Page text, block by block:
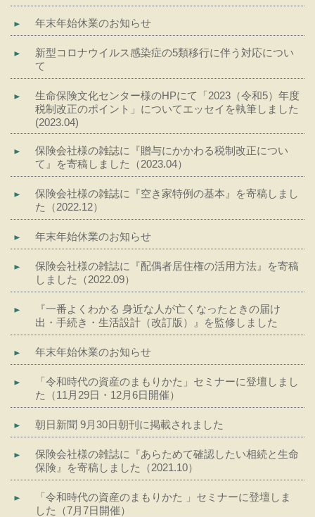
年末年始休業のお知らせ
新型コロナウイルス感染症の5類移行に伴う対応につい
て
生命保険文化センター様のHPにて「2023（令和5）年度
税制改正のポイント」についてエッセイを執筆しました
(2023.04)
保険会社様の雑誌に『贈与にかかわる税制改正につい
て』を寄稿しました（2023.04）
保険会社様の雑誌に『空き家特例の基本』を寄稿しまし
た（2022.12）
年末年始休業のお知らせ
保険会社様の雑誌に『配偶者居住権の活用方法』を寄稿
しました（2022.09）
『一番よくわかる 身近な人が亡くなったときの届け
出・手続き・生活設計（改訂版）』を監修しました
年末年始休業のお知らせ
「令和時代の資産のまもりかた」セミナーに登壇しまし
た（11月29日・12月6日開催）
朝日新聞 9月30日朝刊に掲載されました
保険会社様の雑誌に『あらためて確認したい相続と生命
保険』を寄稿しました（2021.10）
「令和時代の資産のまもりかた 」セミナーに登壇しま
した（7月7日開催）